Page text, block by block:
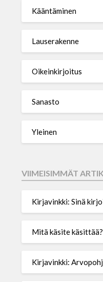
Kääntäminen
Lauserakenne
Oikeinkirjoitus
Sanasto
Yleinen
VIIMEISIMMÄT
Kirjavinkki: Sinä
Mitä käsite käsittää?
Kirjavinkki: